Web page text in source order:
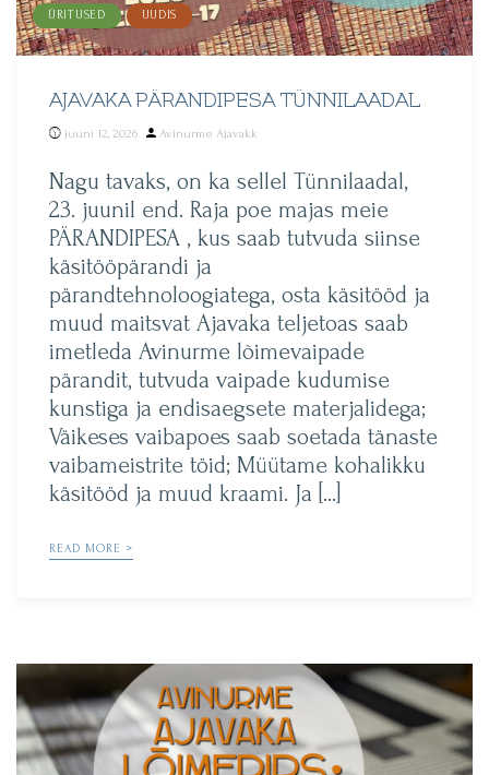
ÜRITUSED UUDIS
AJAVAKA PÄRANDIPESA TÜNNILAADAL
juuni 12, 2026
Posted
Avinurme Ajavakk
Nagu tavaks, on ka sellel Tünnilaadal,
23. juunil end. Raja poe majas meie
PÄRANDIPESA , kus saab tutvuda siinse
käsitööpärandi ja
pärandtehnoloogiatega, osta käsitööd ja
muud maitsvat Ajavaka teljetoas saab
imetleda Avinurme lõimevaipade
pärandit, tutvuda vaipade kudumise
kunstiga ja endisaegsete materjalidega;
Väikeses vaibapoes saab soetada tänaste
vaibameistrite töid; Müütame kohalikku
käsitööd ja muud kraami. Ja […]
READ MORE >